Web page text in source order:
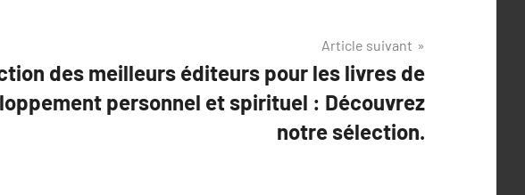
Article suivant
des meilleurs éditeurs pour les livres de
personnel et spirituel : Découvrez
notre sélection.